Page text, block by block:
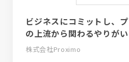
ビジネスにコミットし、
の上流から関わるやりが
株式会社Proximo